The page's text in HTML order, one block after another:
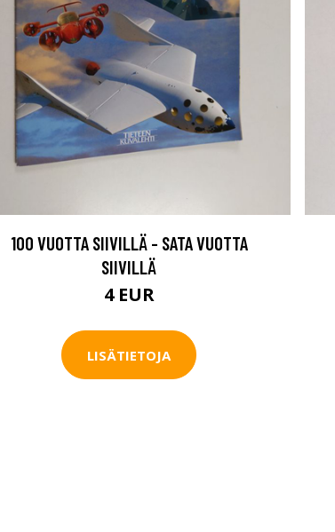
100 VUOTTA SIIVILLÄ - SATA VUOTTA
SIIVILLÄ
4 EUR
LISÄTIETOJA